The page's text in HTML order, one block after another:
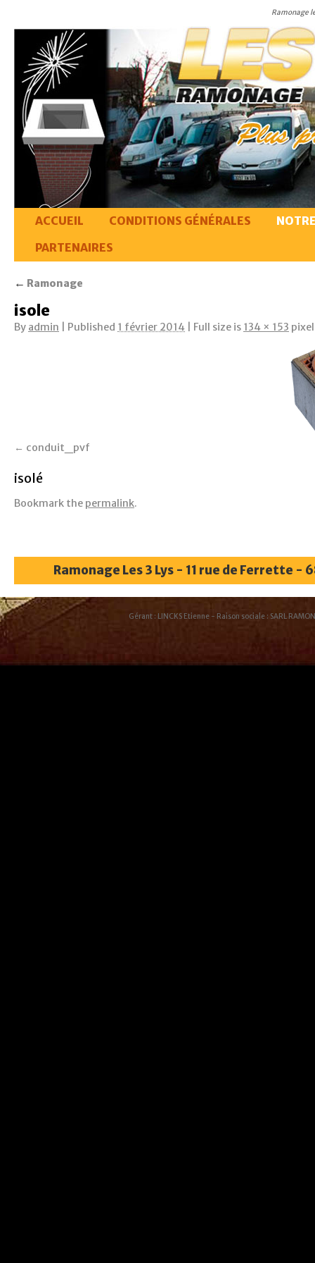
Ramonage
ACCUEIL CONDITIONS GÉNÉRALES
PARTENAIRES
← Ramonage
isole
By admin Published 1 février 2014 Full size is 134 × 153
conduit_pvf
isolé
Bookmark the permalink.
Ramonage Les 3 Lys - 11 rue de Ferrette -
Gérant : LINCKS Etienne - Raison sociale : SARL